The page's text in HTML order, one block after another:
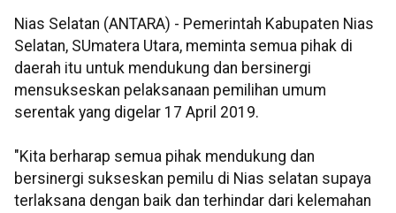
Nias Selatan (ANTARA) - Pemerintah Kabupaten Nias
Selatan, SUmatera Utara, meminta semua pihak di
daerah itu untuk mendukung dan bersinergi
mensukseskan pelaksanaan pemilihan umum
serentak yang digelar 17 April 2019.
"Kita berharap semua pihak mendukung dan
bersinergi sukseskan pemilu di Nias selatan supaya
terlaksana dengan baik dan terhindar dari kelemahan